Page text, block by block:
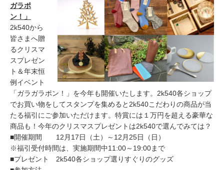
ガラポ
ン！」
2k540から
皆さまへ贈
るクリスマ
スプレゼン
ト＆年末恒
例イベント
「ガラガラポン！」を今年も開催いたします。2k540各ショップ
でお買い物をしてスタンプを集めると2k540こだわりの商品が当
たる福引にご参加いただけます。特賞には１万円を超える豪華な
商品も！今年のクリスマスプレゼントは2k540で選んでみては？
■開催期間 12月17日（土）～12月25日（日）
※福引受付時間は、実施期間中11:00～19:00まで
■プレゼント 2k540各ショップ選りすぐりのグッズ